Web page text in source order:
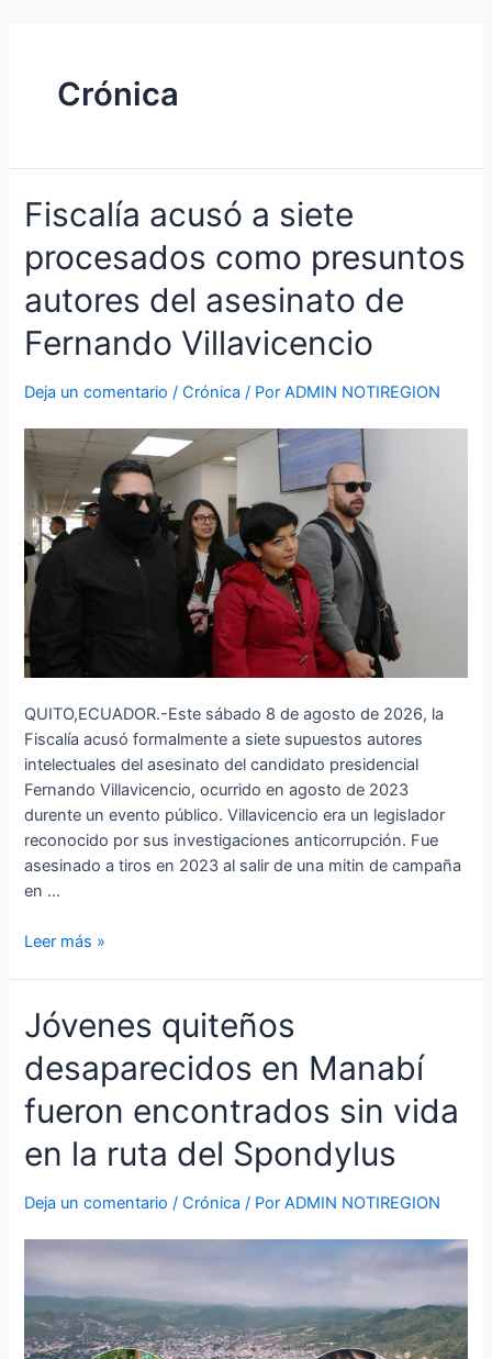
Crónica
Fiscalía acusó a siete
procesados como presuntos
autores del asesinato de
Fernando Villavicencio
Deja un comentario /Crónica / PorADMIN NOTIREGION
QUITO,ECUADOR.-Este sábado 8 de agosto de 2026, la
Fiscalía acusó formalmente a siete supuestos autores
intelectuales del asesinato del candidato presidencial
Fernando Villavicencio, ocurrido en agosto de 2023
durente un evento público. Villavicencio era un legislador
reconocido por sus investigaciones anticorrupción. Fue
asesinado a tiros en 2023 al salir de una mitin de campaña
en …
Fiscalía
acusó
a
siete
procesados
como
presuntos
autores
del
asesinato
de
Fernando
Villavicencio
Leer más »
Jóvenes quiteños
desaparecidos en Manabí
fueron encontrados sin vida
en la ruta del Spondylus
Deja un comentario /Crónica / PorADMIN NOTIREGION
Jóvenes
quiteños
desaparecidos
Manabí
encontrados
sin
vida
en
ruta
del
Spondylus